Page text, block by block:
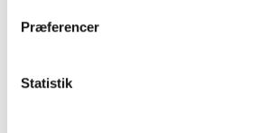
Præferencer
Statistik
tilskudsåbning på tlf. 31 15 90 00 og
Med venlig hilsen